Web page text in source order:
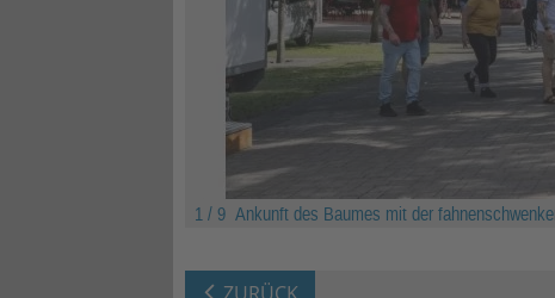
1 / 9 Ankunft des Baumes mit der